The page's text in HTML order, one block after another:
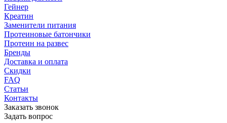
Гейнер
Креатин
Заменители питания
Протеиновые батончики
Протеин на развес
Бренды
Доставка и оплата
Скидки
FAQ
Статьи
Контакты
Заказать звонок
Задать вопрос